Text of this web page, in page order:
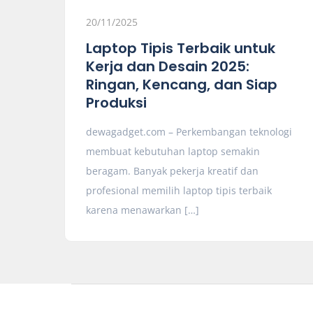
20/11/2025
Laptop Tipis Terbaik untuk
Kerja dan Desain 2025:
Ringan, Kencang, dan Siap
Produksi
dewagadget.com – Perkembangan teknologi
membuat kebutuhan laptop semakin
beragam. Banyak pekerja kreatif dan
profesional memilih laptop tipis terbaik
karena menawarkan […]